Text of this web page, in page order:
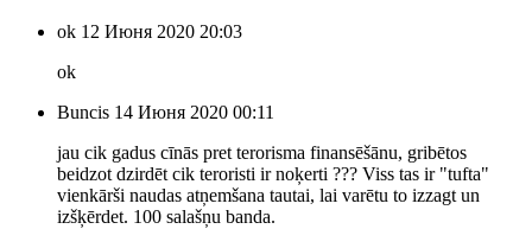
ok 12 Июня 2020 20:03
ok
Buncis 14 Июня 2020 00:11
jau cik gadus cīnās pret terorisma finansēšānu, gribētos
beidzot dzirdēt cik teroristi ir noķerti ??? Viss tas ir "tufta"
vienkārši naudas atņemšana tautai, lai varētu to izzagt un
izšķērdet. 100 salašņu banda.